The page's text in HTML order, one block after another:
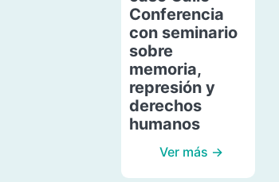
Conferencia
con seminario
sobre
memoria,
represión y
derechos
humanos
Ver más →